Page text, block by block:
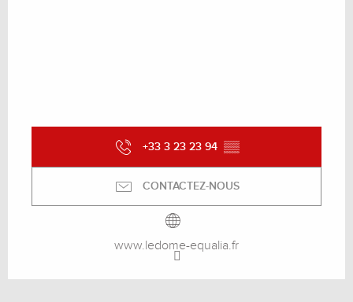
+33 3 23 23 94 ▒▒
CONTACTEZ-NOUS
www.ledome-equalia.fr